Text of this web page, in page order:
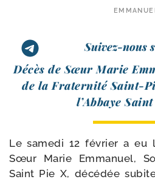
Suivez-nous
Décès de Sœur Marie
de la Fraternité Saint-​
l’Abbaye
Le same­di 12 février a eu
Sœur Marie Emmanuel,
Saint Pie X, décé­dée